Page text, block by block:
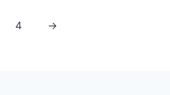
4 →